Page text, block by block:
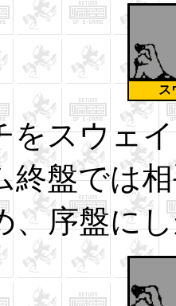
ス
をスウェ
終盤では
、序盤に